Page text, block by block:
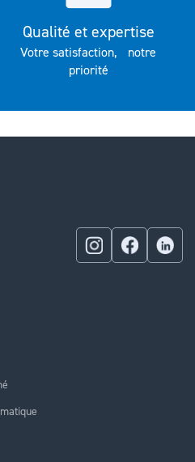
Qualité et expertise
Votre satisfaction, notre
priorité